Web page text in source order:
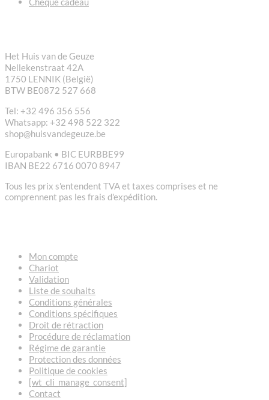
Het Huis van de Geuze
Nellekenstraat 42A
1750 LENNIK (België)
BTW BE0872 527 668
Tel: +32 496 356 556
Whatsapp: +32 498 522 322
shop@huisvandegeuze.be
Europabank • BIC EURBBE99
IBAN BE22 6716 0070 8947
Tous les prix s'entendent TVA et taxes comprises et ne
comprennent pas les frais d'expédition.
Mon compte
Chariot
Validation
Liste de souhaits
Conditions générales
Conditions spécifiques
Droit de rétraction
Procédure de réclamation
Régime de garantie
Protection des données
Politique de cookies
[wt_cli_manage_consent]
Contact